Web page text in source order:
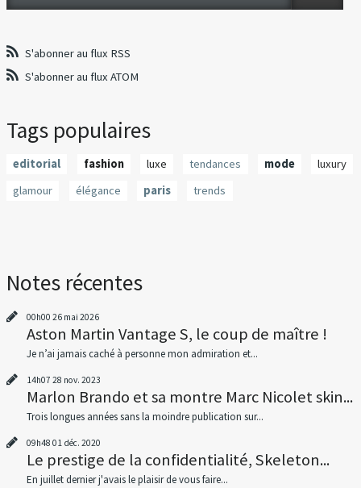
S'abonner au flux RSS
S'abonner au flux ATOM
Tags populaires
editorial fashion luxe tendances mode
luxury
glamour
élégance paris trends
Notes récentes
00h00 26 mai 2026
Aston Martin Vantage S, le coup de maître !
Je n’ai jamais caché à personne mon admiration et...
14h07 28 nov. 2023
Marlon Brando et sa montre Marc Nicolet skin...
Trois longues années sans la moindre publication sur...
09h48 01 déc. 2020
Le prestige de la confidentialité, Skeleton...
En juillet dernier j'avais le plaisir de vous faire...